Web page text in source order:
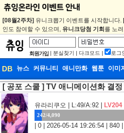
[08월2주차] 유니크뽑기 이벤트를 시작합니다.
인도 참여할 수 있으며, 유니크당첨 기회 를 노
회원가입 | 분실찾기 | 다크모드 | 로그
DB 뉴스 커뮤니티 애니만화 웹툰 이미
DB 뉴스
웹툰 이미지
[ 공포 스쿨 ] TV 애니메이션화 결정
유라리쿠오 | L:49/A:92 | LV204
242/4,090
| 0 | 2026-05-14 19:26:54 | 840 |